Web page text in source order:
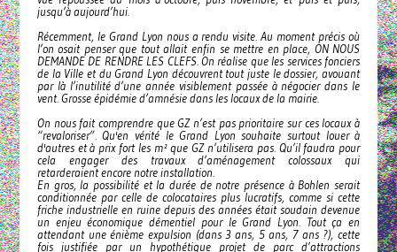
jusqu’à aujourd’hui.
Récemment, le Grand Lyon nous a rendu visite. Au moment précis où
l’on osait penser que tout allait enfin se mettre en place, ON NOUS
DEMANDE DE RENDRE LES CLEFS. On réalise que les services fonciers
de la Ville et du Grand Lyon découvrent tout juste le dossier, avouant
par là l’inutilité d’une année visiblement passée à négocier dans le
vent. Grosse épidémie d’amnésie dans les locaux de la mairie.
On nous fait comprendre que GZ n’est pas prioritaire sur ces locaux à
“revaloriser”. Qu'en vérité le Grand Lyon souhaite surtout louer à
d'autres et à prix fort les m² que GZ n’utilisera pas. Qu’il faudra pour
cela engager des travaux d’aménagement colossaux qui
retarderaient encore notre installation.
En gros, la possibilité et la durée de notre présence à Bohlen serait
conditionnée par celle de colocataires plus lucratifs, comme si cette
friche industrielle en ruine depuis des années était soudain devenue
un enjeu économique démentiel pour le Grand Lyon. Tout ça en
attendant une énième expulsion (dans 3 ans, 5 ans, 7 ans ?), cette
fois justifiée par un hypothétique projet de parc d’attractions